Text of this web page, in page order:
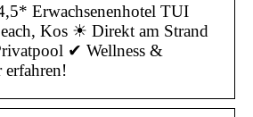
Erwachsenenhotel TUI
Kos ☀ Direkt am Strand
✔ Wellness &